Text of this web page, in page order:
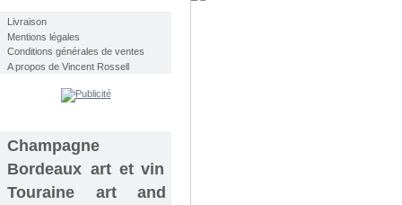
Livraison
Mentions légales
Conditions générales de ventes
A propos de Vincent Rossell
Champagne
Bordeaux art et vin
Touraine
art and